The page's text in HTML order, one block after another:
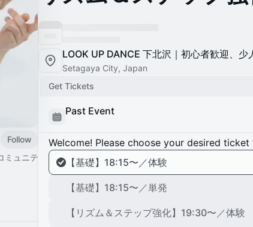
Follow
ミュニテ
まで
LOOK UP DANCE 下北沢｜初心者歓迎、
Setagaya City, Japan
Get Tickets
Past Event
Welcome! Please choose your desired ticket
【基礎】18:15〜／体験
【基礎】18:15〜／単発
【リズム＆ステップ強化】19:30〜／体験